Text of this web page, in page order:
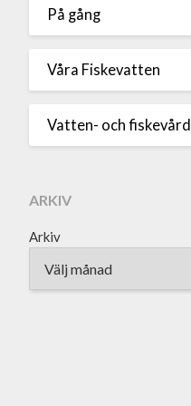
På gång
Våra Fiskevatten
Vatten- och fiskevård
ARKIV
Arkiv